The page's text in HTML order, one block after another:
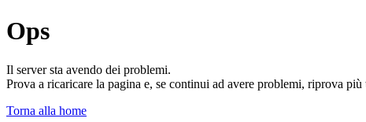
Ops
Il server sta avendo dei problemi.
Prova a ricaricare la pagina e, se continui ad avere problemi, riprova
Torna alla home